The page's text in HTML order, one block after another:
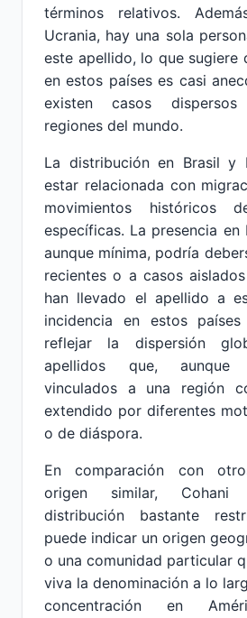
términos relativos.
Ucrania, hay una sola
este apellido, lo que sugiere
en estos países es casi
existen casos
regiones del mundo.
La distribución en Brasil y
estar relacionada con
movimientos históricos
específicas. La presencia en
aunque mínima, podría
recientes o a casos
han llevado el apellido a
incidencia en estos
reflejar la dispersión
apellidos que, aunque
vinculados a una región
extendido por diferentes
o de diáspora.
En comparación con
origen similar, Cohani
distribución bastante
puede indicar un origen
o una comunidad particular
viva la denominación a lo
concentración en